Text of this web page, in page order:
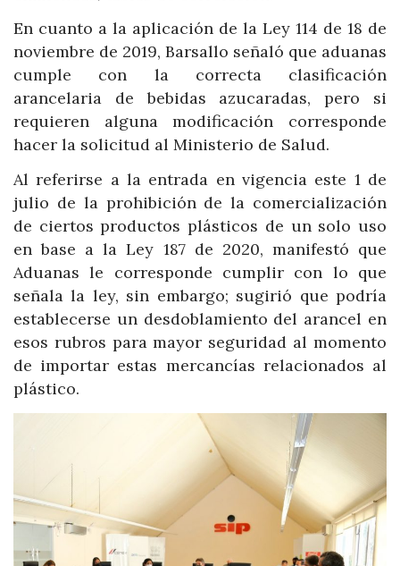
En cuanto a la aplicación de la Ley 114 de 18 de
noviembre de 2019, Barsallo señaló que aduanas
cumple con la correcta clasificación
arancelaria de bebidas azucaradas, pero si
requieren alguna modificación corresponde
hacer la solicitud al Ministerio de Salud.
Al referirse a la entrada en vigencia este 1 de
julio de la prohibición de la comercialización
de ciertos productos plásticos de un solo uso
en base a la Ley 187 de 2020, manifestó que
Aduanas le corresponde cumplir con lo que
señala la ley, sin embargo; sugirió que podría
establecerse un desdoblamiento del arancel en
esos rubros para mayor seguridad al momento
de importar estas mercancías relacionados al
plástico.